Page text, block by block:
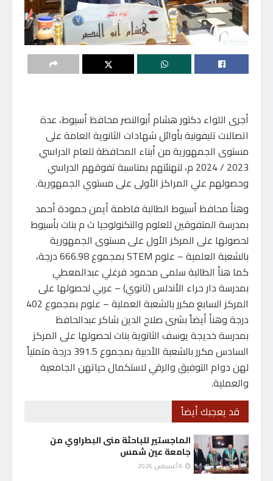
أجرى اللواء دكتور هشام أبوالنصر محافظ أسيوط، عدة
اتصالات تليفونية بأوائل شهادات الثانوية العامة على
مستوى الجمهورية من أبناء المحافظة للعام الدراسي
2023 / 2024 م، لتهنئتهم بمناسبة تفوقهم الدراسي
وحصولهم علي المراكز الأولى على مستوي الجمهورية.
وهنأ محافظ أسيوط الطالبة فاطمة أيمن حمودة أحمد
بمدرسة المتفوقين للعلوم والتكنولوجيا ث م بنات بأسيوط
لحصولها على المركز الأول على مستوى الجمهورية
بالشعبة العلمية – علوم STEM بمجموع 666.98 درجة،
كما هنأ الطالبة سلمى محمود فرغلي عبدالمعطي
بمدرسة دار حراء الأندلس (ثانوي) – عربي لحصولها على
المركز السابع مكرر بالشعبة العملية – علوم بمجموع 402
درجة وهنأ أيضاً بشرى صلاح الدين شاكر عبدالحافظ
بمدرسة خديجة يوسف الثانوية بنات لحصولها على المركز
السادس مكرر بالشعبة الأدبية بمجموع 391.5 درجة متمنياً
لهن دوام التوفيق والرقي لاستكمال حياتهن الجامعية
والعملية.
قد يعجبك أيضاً
الماجستير للباحثة منى البطراوي من
جامعة عين شمس